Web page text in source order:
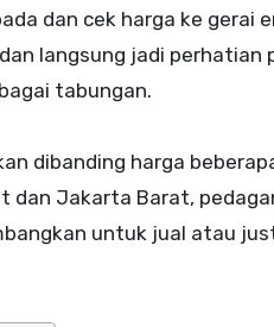
dan cek harga ke gerai
langsung jadi
tabungan.
dibanding harga
dan Jakarta Barat,
untuk jual atau